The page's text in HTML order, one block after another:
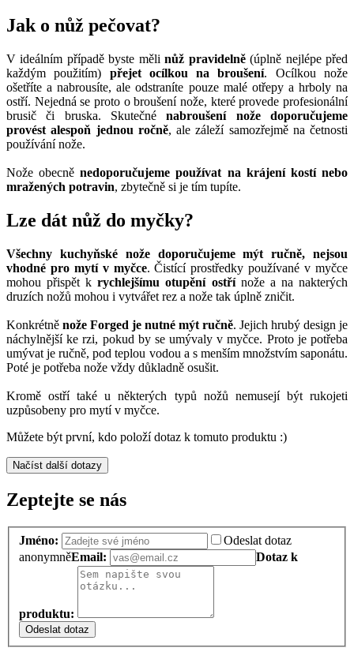
Jak o nůž pečovat?
V ideálním případě byste mělinůž pravidelně(úplně nejlépe před
každým použitím) přejet ocílkou na broušení. Ocílkou nože
ošetříte a nabrousíte, ale odstraníte pouze malé otřepy a hrboly na
ostří. Nejedná se proto o broušení nože, které provede profesionální
brusič či bruska. Skutečnénabroušení nože doporučujeme
provést alespoň jednou ročně, ale záleží samozřejmě na četnosti
používání nože.
Nože obecněnedoporučujeme používat na krájení kostí nebo
mražených potravin, zbytečně si je tím tupíte.
Lze dát nůž do myčky?
Všechny kuchyňské nože doporučujeme mýt ručně, nejsou
vhodné pro mytí v myčce. Čistící prostředky používané v myčce
mohou přispět krychlejšímu otupění ostřínože a na nakterých
druzích nožů mohou i vytvářet rez a nože tak úplně zničit.
Konkrétně nože Forged je nutné mýt ručně. Jejich hrubý design je
náchylnější ke rzi, pokud by se umývaly v myčce. Proto je potřeba
umývat je ručně, pod teplou vodou a s menším množstvím saponátu.
Poté je potřeba nože vždy důkladně osušit.
Kromě ostří také u některých typů nožů nemusejí být rukojeti
uzpůsobeny pro mytí v myčce.
Můžete být první, kdo položí dotaz k tomuto produktu :)
Načíst další dotazy
Zeptejte se nás
Jméno:
Odeslat dotaz
anonymněEmail: Dotaz k
produktu:
Odeslat dotaz